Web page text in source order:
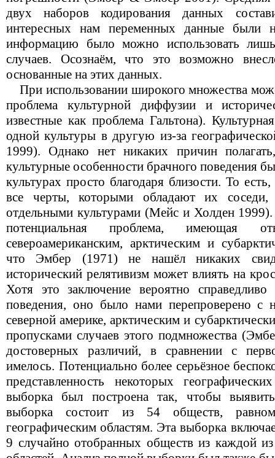
двух наборов кодирования данных
интересных нам переменных данные были
информацию было можно использовать
случаев. Осознаём, что это возможно
основанные на этих данных.
При использовании широкого множества
проблема культурной диффузии и
известные как проблема Гальтона).
одной культуры в другую из-за
1999). Однако нет никаких причин
культурные особенности брачного поведения
культурах просто благодаря близости. То
все черты, которыми обладают их соседи,
отдельными культурами (Мейс и Холден
потенциальная проблема, имеющая
североамериканским, арктическим и
что Эмбер (1971) не нашёл никаких
исторический релятивизм может влиять на
Хотя это заключение вероятно
поведения, оно было нами перепроверено с
северной америке, арктическим и
пропусками случаев этого подмножества
достоверных различий, в сравнении с
имелось. Потенциально более серьёзное
представленность некоторых
выборка был построена так, чтобы
выборка состоит из 54 обществ,
географическим областям. Эта выборка
9 случайно отобранных обществ из каждой